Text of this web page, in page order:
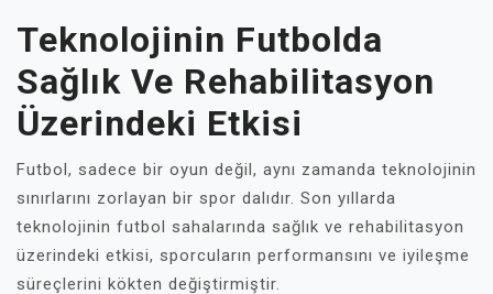
Teknolojinin Futbolda
Sağlık Ve Rehabilitasyon
Üzerindeki Etkisi
Futbol, sadece bir oyun değil, aynı zamanda teknolojinin
sınırlarını zorlayan bir spor dalıdır. Son yıllarda
teknolojinin futbol sahalarında sağlık ve rehabilitasyon
üzerindeki etkisi, sporcuların performansını ve iyileşme
süreçlerini kökten değiştirmiştir.